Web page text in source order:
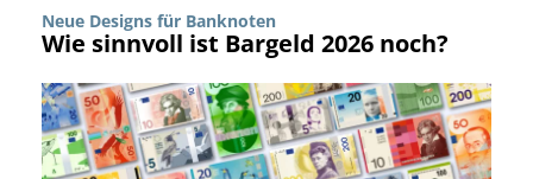
Neue Designs für Banknoten
Wie sinnvoll ist Bargeld 2026 noch?